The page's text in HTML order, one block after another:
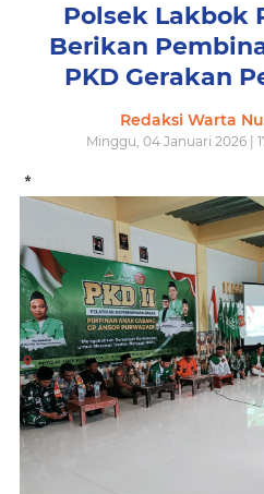
Polsek Lakbok
Berikan
PKD Gerakan
Redaksi Warta
Minggu, 04 Januari 2026 |
*